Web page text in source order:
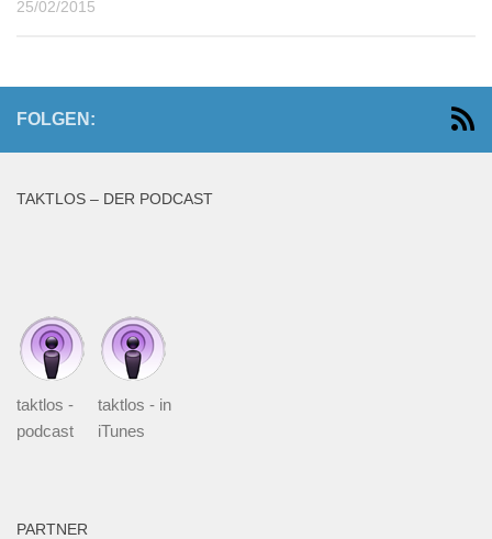
25/02/2015
FOLGEN:
TAKTLOS – DER PODCAST
taktlos -
podcast
taktlos - in
iTunes
PARTNER